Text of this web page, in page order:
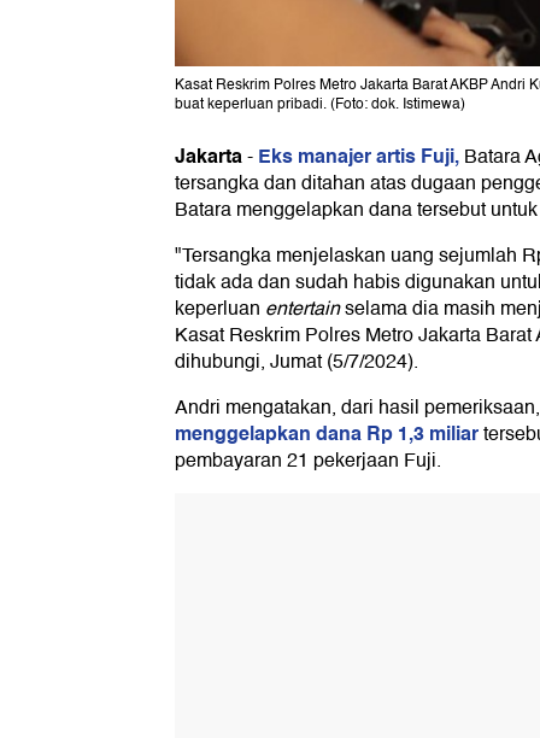
Kasat Reskrim Polres Metro Jakarta Barat AKBP
buat keperluan pribadi. (Foto: dok. Istimewa)
Jakarta-Eks manajer artis Fuji,Batara
tersangka dan ditahan atas dugaan
Batara menggelapkan dana tersebut
"Tersangka menjelaskan uang sejumlah
tidak ada dan sudah habis digunakan
keperluan entertainselama dia masih
Kasat Reskrim Polres Metro Jakarta
dihubungi, Jumat (5/7/2024).
Andri mengatakan, dari hasil
menggelapkan dana Rp 1,3 miliar
pembayaran 21 pekerjaan Fuji.